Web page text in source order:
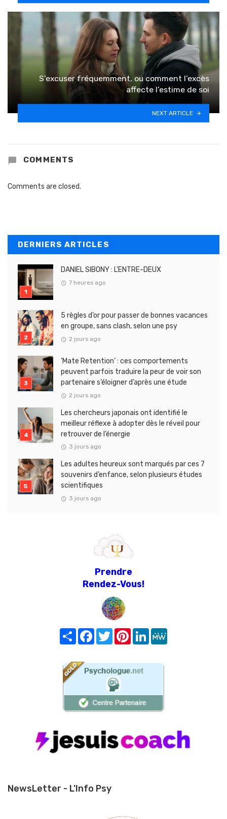
S’excuser fréquemment, ou comment l’excès
affecte l’estime de soi
NEXT ARTICLE
COMMENTS
Comments are closed.
DERNIERS ARTICLES
DANIEL SIBONY : L’ENTRE-DEUX
7 heures ago
5 règles d’or pour passer de bonnes vacances
en groupe, sans clash, selon une psy
2 jours ago
‘Mate Retention’ : ces comportements
peuvent parfois traduire la peur de voir son
partenaire s’éloigner d’après une étude
2 jours ago
Les chercheurs japonais ont identifié le
meilleur réflexe à adopter dès le réveil pour
retrouver de l’énergie
3 jours ago
Les adultes heureux sont marqués par ces 7
souvenirs d’enfance, selon plusieurs études
scientifiques
3 jours ago
Prendre
Rendez-Vous!
Share FacebookTwitterPinterest
LinkedIn
NewsLetter - L'Info Psy